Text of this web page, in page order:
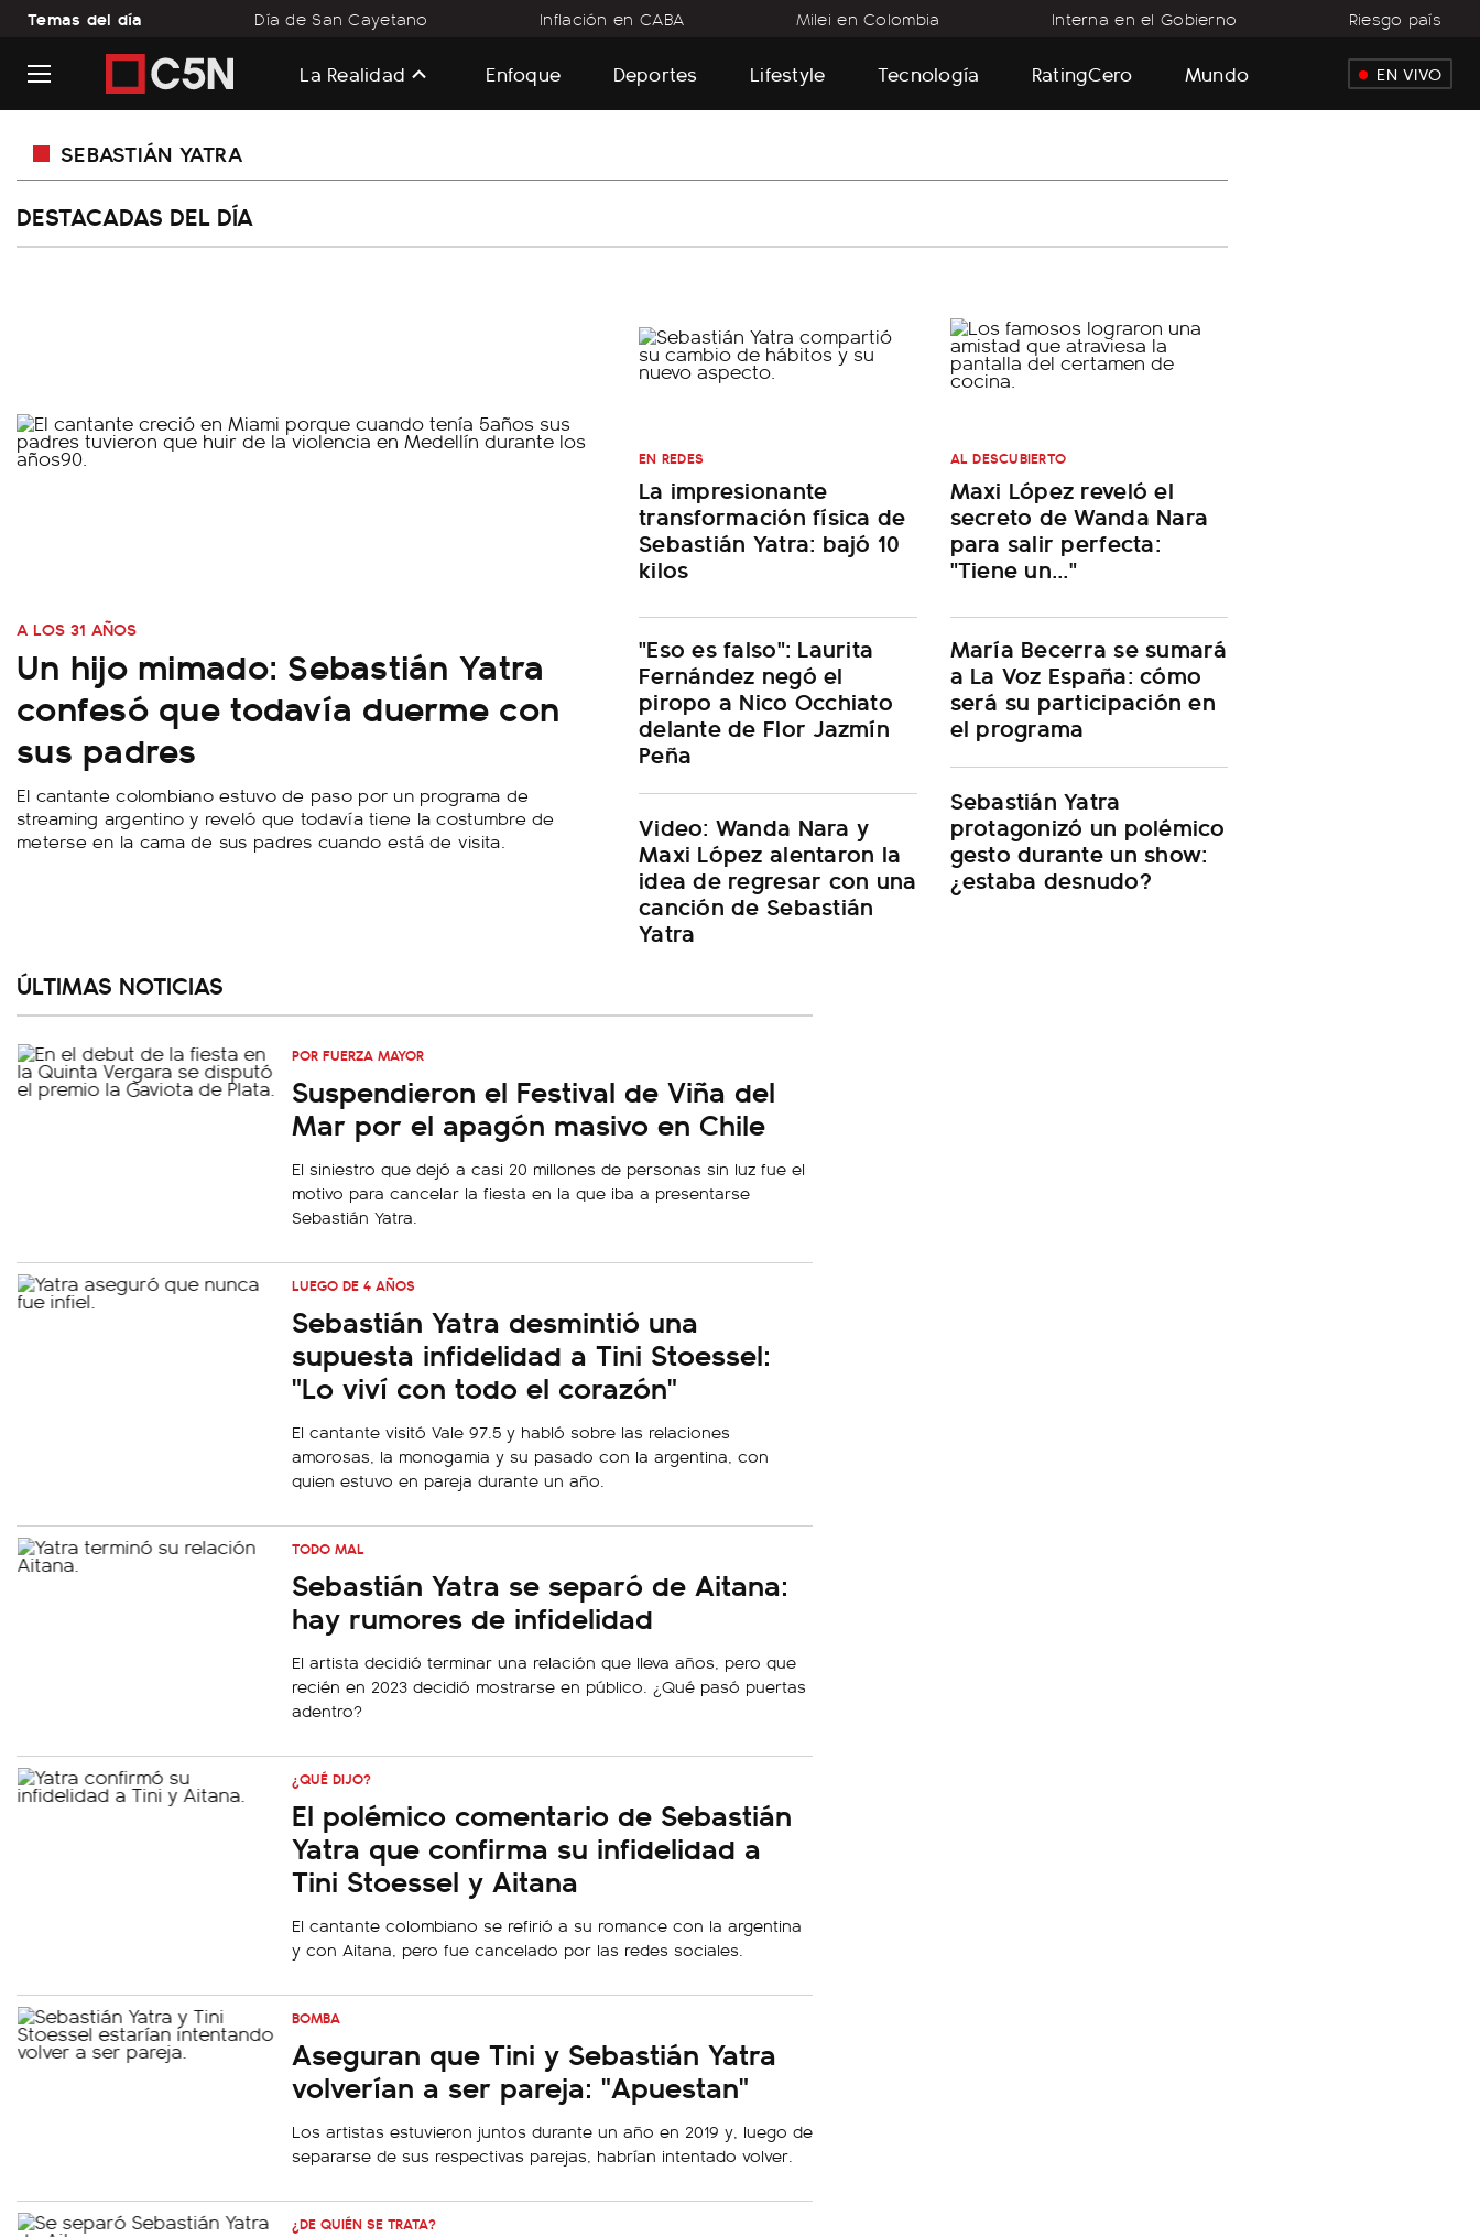
Temas del día Día de San Cayetano Inflación en CABA Milei en Colombia Interna en el Gobierno Riesgo país
La Realidad Enfoque Deportes Lifestyle Tecnología RatingCero Mundo EN VIVO
SEBASTIÁN YATRA
DESTACADAS DEL DÍA
A LOS 31 AÑOS
Un hijo mimado: Sebastián Yatra
confesó que todavía duerme con
sus padres
El cantante colombiano estuvo de paso por un programa de
streaming argentino y reveló que todavía tiene la costumbre de
meterse en la cama de sus padres cuando está de visita.
EN REDES
La impresionante
transformación física de
Sebastián Yatra: bajó 10
kilos
"Eso es falso": Laurita
Fernández negó el
piropo a Nico Occhiato
delante de Flor Jazmín
Peña
Video: Wanda Nara y
Maxi López alentaron la
idea de regresar con una
canción de Sebastián
Yatra
AL DESCUBIERTO
Maxi López reveló el
secreto de Wanda Nara
para salir perfecta:
"Tiene un..."
María Becerra se sumará
a La Voz España: cómo
será su participación en
el programa
Sebastián Yatra
protagonizó un polémico
gesto durante un show:
¿estaba desnudo?
ÚLTIMAS NOTICIAS
POR FUERZA MAYOR
Suspendieron el Festival de Viña del
Mar por el apagón masivo en Chile
El siniestro que dejó a casi 20 millones de personas sin luz fue el
motivo para cancelar la fiesta en la que iba a presentarse
Sebastián Yatra.
LUEGO DE 4 AÑOS
Sebastián Yatra desmintió una
supuesta infidelidad a Tini Stoessel:
"Lo viví con todo el corazón"
El cantante visitó Vale 97.5 y habló sobre las relaciones
amorosas, la monogamia y su pasado con la argentina, con
quien estuvo en pareja durante un año.
TODO MAL
Sebastián Yatra se separó de Aitana:
hay rumores de infidelidad
El artista decidió terminar una relación que lleva años, pero que
recién en 2023 decidió mostrarse en público. ¿Qué pasó puertas
adentro?
¿QUÉ DIJO?
El polémico comentario de Sebastián
Yatra que confirma su infidelidad a
Tini Stoessel y Aitana
El cantante colombiano se refirió a su romance con la argentina
y con Aitana, pero fue cancelado por las redes sociales.
BOMBA
Aseguran que Tini y Sebastián Yatra
volverían a ser pareja: "Apuestan"
Los artistas estuvieron juntos durante un año en 2019 y, luego de
separarse de sus respectivas parejas, habrían intentado volver.
¿DE QUIÉN SE TRATA?